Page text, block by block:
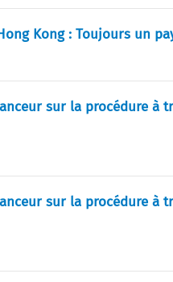
Kong : Toujours un
sur la procédure à
sur la procédure à